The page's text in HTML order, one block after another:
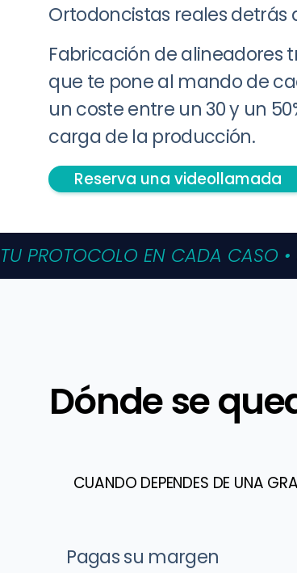
Ortodoncistas reales detrás
Fabricación de alineadores
que te pone al mando de
un coste entre un 30 y un
carga de la producción.
Reserva una videollamada
TU PROTOCOLO EN CADA CASO
Dónde se
CUANDO DEPENDES DE UNA
Pagas su margen